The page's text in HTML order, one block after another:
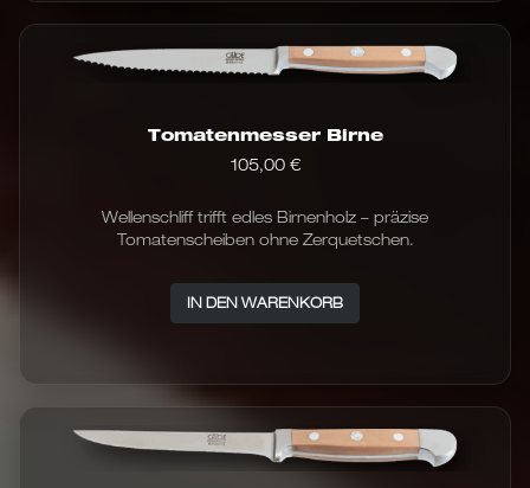
Tomatenmesser Birne
105,00 €
Wellenschliff trifft edles Birnenholz – präzise
Tomatenscheiben ohne Zerquetschen.
IN DEN WARENKORB